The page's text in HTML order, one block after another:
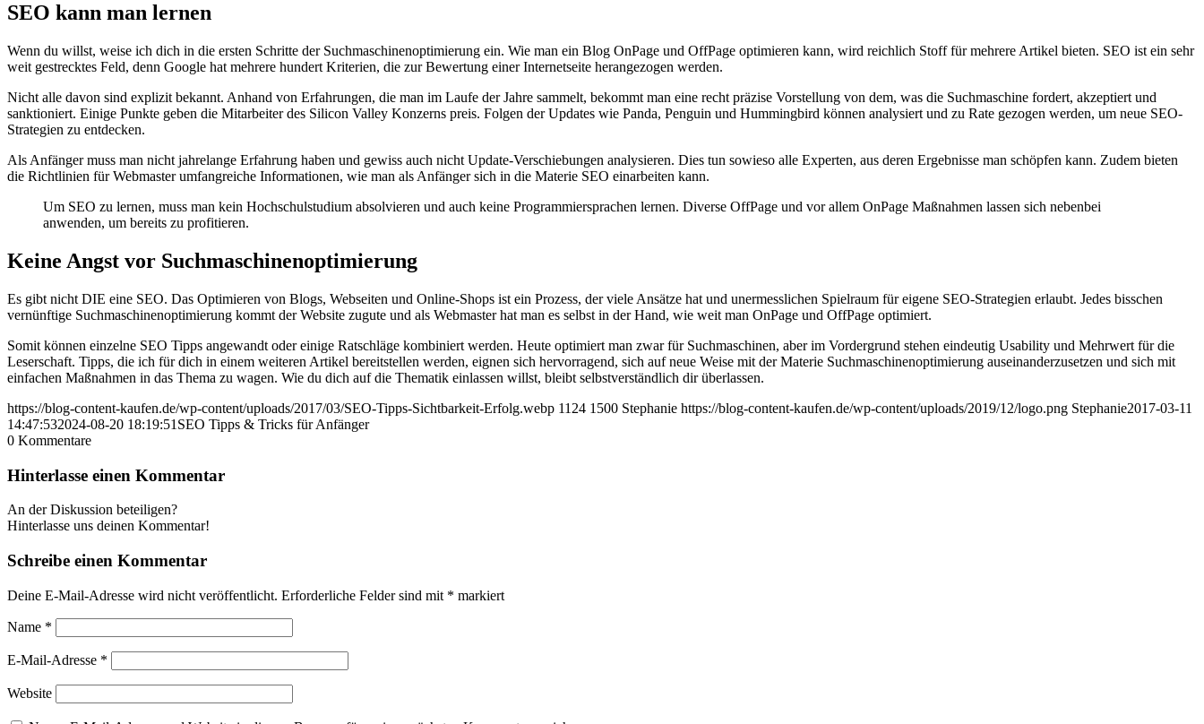
SEO kann man lernen
Wenn du willst, weise ich dich in die ersten Schritte der Suchmaschinenoptimierung ein. Wie man ein Blog OnPage und OffPage optimieren kann, wird reichlich Stoff für mehrere Artikel bieten. SEO ist ein sehr
weit gestrecktes Feld, denn Google hat mehrere hundert Kriterien, die zur Bewertung einer Internetseite herangezogen werden.
Nicht alle davon sind explizit bekannt. Anhand von Erfahrungen, die man im Laufe der Jahre sammelt, bekommt man eine recht präzise Vorstellung von dem, was die Suchmaschine fordert, akzeptiert und
sanktioniert. Einige Punkte geben die Mitarbeiter des Silicon Valley Konzerns preis. Folgen der Updates wie Panda, Penguin und Hummingbird können analysiert und zu Rate gezogen werden, um neue SEO-
Strategien zu entdecken.
Als Anfänger muss man nicht jahrelange Erfahrung haben und gewiss auch nicht Update-Verschiebungen analysieren. Dies tun sowieso alle Experten, aus deren Ergebnisse man schöpfen kann. Zudem bieten
die Richtlinien für Webmaster umfangreiche Informationen, wie man als Anfänger sich in die Materie SEO einarbeiten kann.
Um SEO zu lernen, muss man kein Hochschulstudium absolvieren und auch keine Programmiersprachen lernen. Diverse OffPage und vor allem OnPage Maßnahmen lassen sich nebenbei
anwenden, um bereits zu profitieren.
Keine Angst vor Suchmaschinenoptimierung
Es gibt nicht DIE eine SEO. Das Optimieren von Blogs, Webseiten und Online-Shops ist ein Prozess, der viele Ansätze hat und unermesslichen Spielraum für eigene SEO-Strategien erlaubt. Jedes bisschen
vernünftige Suchmaschinenoptimierung kommt der Website zugute und als Webmaster hat man es selbst in der Hand, wie weit man OnPage und OffPage optimiert.
Somit können einzelne SEO Tipps angewandt oder einige Ratschläge kombiniert werden. Heute optimiert man zwar für Suchmaschinen, aber im Vordergrund stehen eindeutig Usability und Mehrwert für die
Leserschaft. Tipps, die ich für dich in einem weiteren Artikel bereitstellen werden, eignen sich hervorragend, sich auf neue Weise mit der Materie Suchmaschinenoptimierung auseinanderzusetzen und sich mit
einfachen Maßnahmen in das Thema zu wagen. Wie du dich auf die Thematik einlassen willst, bleibt selbstverständlich dir überlassen.
https://blog-content-kaufen.de/wp-content/uploads/2017/03/SEO-Tipps-Sichtbarkeit-Erfolg.webp 1124 1500 Stephanie https://blog-content-kaufen.de/wp-content/uploads/2019/12/logo.png Stephanie2017-03-11
14:47:532024-08-20 18:19:51 SEO Tipps & Tricks für Anfänger
0 Kommentare
Hinterlasse einen Kommentar
An der Diskussion beteiligen?
Hinterlasse uns deinen Kommentar!
Schreibe einen Kommentar
Deine E-Mail-Adresse wird nicht veröffentlicht. Erforderliche Felder sind mit * markiert
Name *
E-Mail-Adresse *
Website